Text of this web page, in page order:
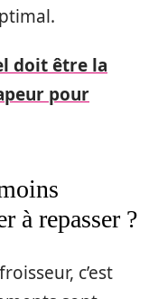
doit être la
pour
à repasser ?
c’est